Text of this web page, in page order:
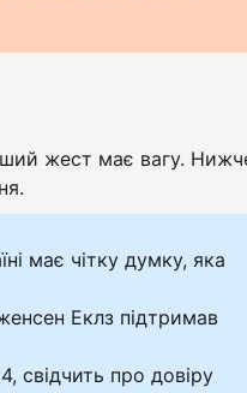
жест має вагу.
має чітку думку, яка
Еклз підтримав
свідчить про довіру